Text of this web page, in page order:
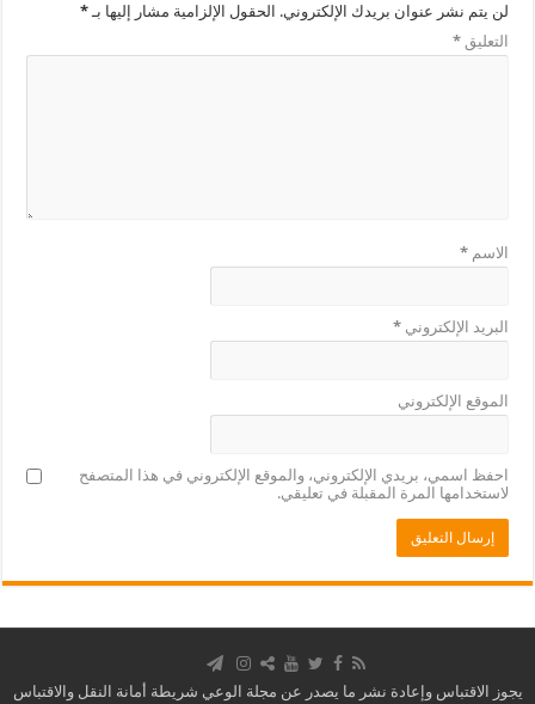
لن يتم نشر عنوان بريدك الإلكتروني. الحقول الإلزامية مشار إليها بـ*
التعليق*
الاسم*
البريد الإلكتروني*
الموقع الإلكتروني
احفظ اسمي، بريدي الإلكتروني، والموقع الإلكتروني في هذا المتصفح
لاستخدامها المرة المقبلة في تعليقي.
يجوز الاقتباس وإعادة نشر ما يصدر عن مجلة الوعي شريطة أمانة النقل والاقتباس